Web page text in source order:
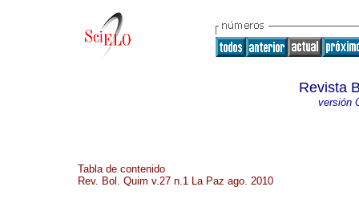
Revista
versión
Tabla de contenido
Rev. Bol. Quim v.27 n.1 La Paz ago. 2010